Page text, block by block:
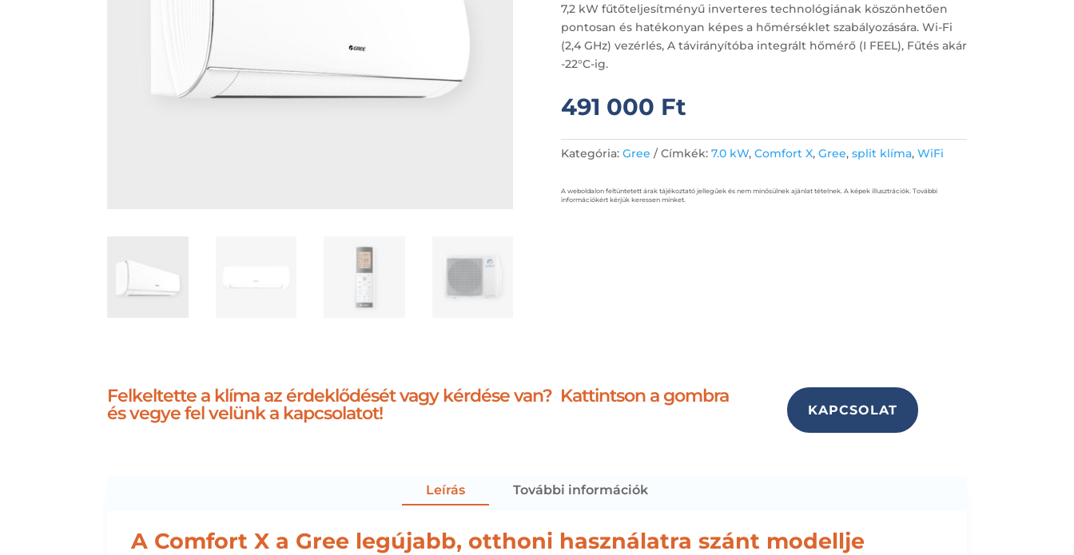
7,2 kW fűtőteljesítményű inverteres technológiának köszönhetően
pontosan és hatékonyan képes a hőmérséklet szabályozására. Wi-Fi
(2,4 GHz) vezérlés, A távirányítóba integrált hőmérő (I FEEL), Fűtés akár
-22°C-ig.
491 000 Ft
Kategória: Gree Címkék: 7.0 kW, Comfort X, Gree, split klíma, WiFi
A weboldalon feltüntetett árak tájékoztató jellegűek és nem minősülnek ajánlat tételnek. A képek illusztrációk. További
információkért kérjük keressen minket.
Felkeltette a klíma az érdeklődését vagy kérdése van? Kattintson a gombra
és vegye fel velünk a kapcsolatot!
KAPCSOLAT
Leírás További információk
A Comfort X a Gree legújabb, otthoni használatra szánt modellje